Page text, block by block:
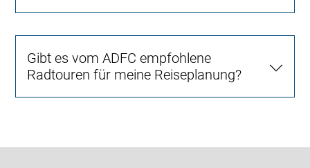
Gibt es vom ADFC empfohlene
Radtouren für meine Reiseplanung?